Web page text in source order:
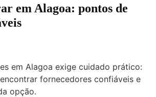
em Alagoa: pontos de
em Alagoa exige cuidado prático:
fornecedores confiáveis e
opção.